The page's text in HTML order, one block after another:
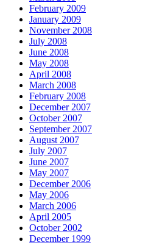
February 2009
January 2009
November 2008
July 2008
June 2008
May 2008
April 2008
March 2008
February 2008
December 2007
October 2007
September 2007
August 2007
July 2007
June 2007
May 2007
December 2006
May 2006
March 2006
April 2005
October 2002
December 1999